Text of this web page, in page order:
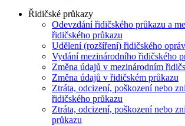
Řidičské průkazy
Odevzdání řidičského průkazu a
řidičského průkazu
Udělení (rozšíření) řidičského
Vydání mezinárodního řidičského
Změna údajů v mezinárodním
Změna údajů v řidičském průkazu
Ztráta, odcizení, poškození nebo
řidičského průkazu
Ztráta, odcizení, poškození nebo
průkazu